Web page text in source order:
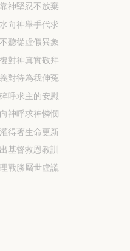
神堅忍不放棄
向神舉手代求
聽從虛假異象
對神真實敬拜
對待為我伸冤
呼求主的安慰
神呼求神憐憫
得著生命更新
基督救恩教訓
戰勝屬世虛謊